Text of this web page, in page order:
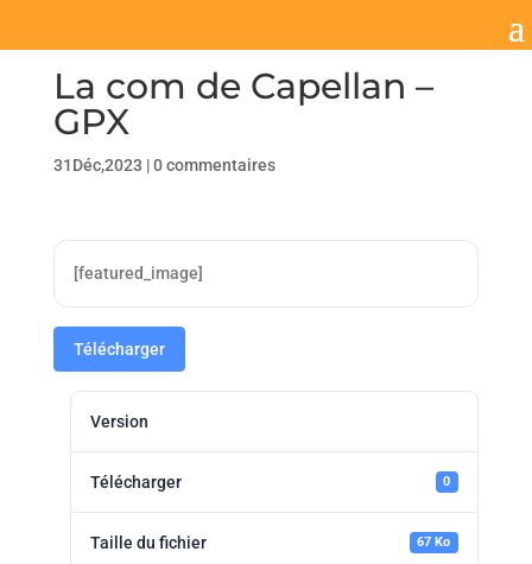
La com de Capellan –
GPX
31Déc,2023 |0 commentaires
[featured_image]
Télécharger
Version
Télécharger 0
Taille du fichier 67 Ko